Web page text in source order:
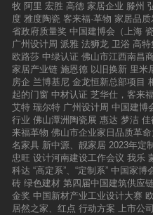
牧 阿里 宏胜 高德 家居企业 滕州
度 雅度陶瓷 客来福·革物 家居品质
省政府质量奖 中国建博会（上海
广州设计周 派雅 法狮龙 卫浴 高特
欧路莎 中绿认证 佛山市江西南昌
家居产业链 施恩德 以旧换新 里米
房企 兰博基尼 金龙恒新总部项目
起的门窗 中材认证 芝华仕，客来福
艾特 瑞尔特 广州设计周 中国建博
行业 佛山潭洲陶瓷展 惠达 梦洁 佳
来福革物 佛山市企业家日品质革
名家具 新中源、靓家居 2023年定
忠旺 设计河南建设工作会议 我乐
科达 “高定系”、“定制系” 中国家博
砖 绿色建材 第四届中国建筑供应
金奖 中国新材产业工业设计大赛
居然之家、红点 行动方案 上市公司